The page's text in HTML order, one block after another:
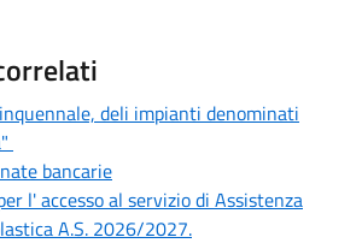
deli impianti denominati
bancarie
l' accesso al servizio di Assistenza
A.S. 2026/2027.